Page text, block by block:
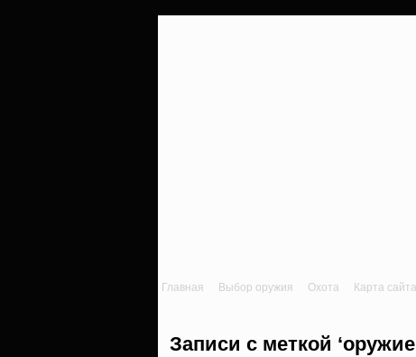
Главная Выбор оружия Охота Карта сайта
Записи с меткой